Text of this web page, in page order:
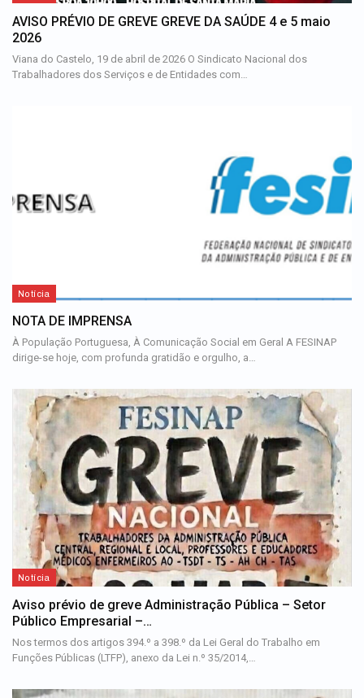
AVISO PRÉVIO DE GREVE GREVE DA SAÚDE 4 e 5 maio
2026
Viana do Castelo, 19 de abril de 2026 O Sindicato Nacional dos
Trabalhadores dos Serviços e de Entidades com…
Notícia
NOTA DE IMPRENSA
À População Portuguesa, À Comunicação Social em Geral A FESINAP
dirige-se hoje, com profunda gratidão e orgulho, a…
Notícia
Aviso prévio de greve Administração Pública – Setor
Público Empresarial –…
Nos termos dos artigos 394.º a 398.º da Lei Geral do Trabalho em
Funções Públicas (LTFP), anexo da Lei n.º 35/2014,…